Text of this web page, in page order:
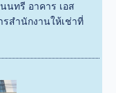
นทรี อาคาร เอส
รสำนักงานให้เช่าที่